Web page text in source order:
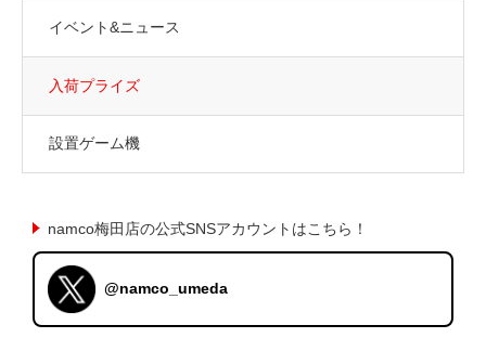
イベント&ニュース
入荷プライズ
設置ゲーム機
namco梅田店の公式SNSアカウントはこちら！
@namco_umeda